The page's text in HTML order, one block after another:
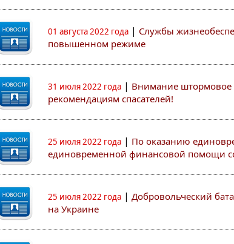
01 августа 2022 года | Службы
повышенном режиме
31 июля 2022 года | Внимание штормовое
рекомендациям спасателей!
25 июля 2022 года | По оказанию
единовременной финансовой помощи
25 июля 2022 года | Добровольческий
на Украине